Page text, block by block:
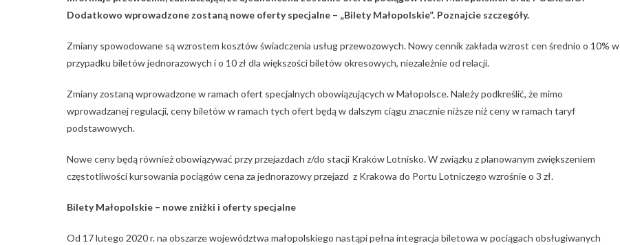
Dodatkowo wprowadzone zostaną nowe oferty specjalne – „Bilety Małopolskie”. Poznajcie szczegóły.
Zmiany spowodowane są wzrostem kosztów świadczenia usług przewozowych. Nowy cennik zakłada wzrost cen średnio o 10% w
przypadku biletów jednorazowych i o 10 zł dla większości biletów okresowych, niezależnie od relacji.
Zmiany zostaną wprowadzone w ramach ofert specjalnych obowiązujących w Małopolsce. Należy podkreślić, że mimo
wprowadzanej regulacji, ceny biletów w ramach tych ofert będą w dalszym ciągu znacznie niższe niż ceny w ramach taryf
podstawowych.
Nowe ceny będą również obowiązywać przy przejazdach z/do stacji Kraków Lotnisko. W związku z planowanym zwiększeniem
częstotliwości kursowania pociągów cena za jednorazowy przejazd z Krakowa do Portu Lotniczego wzrośnie o 3 zł.
Bilety Małopolskie – nowe zniżki i oferty specjalne
Od 17 lutego 2020 r. na obszarze województwa małopolskiego nastąpi pełna integracja biletowa w pociągach obsługiwanych